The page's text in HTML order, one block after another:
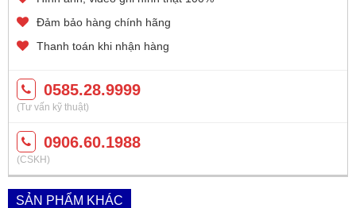
Đảm bảo hàng chính hãng
Thanh toán khi nhận hàng
0585.28.9999
(Tư vấn kỹ thuật)
0906.60.1988
(CSKH)
SẢN PHẨM KHÁC